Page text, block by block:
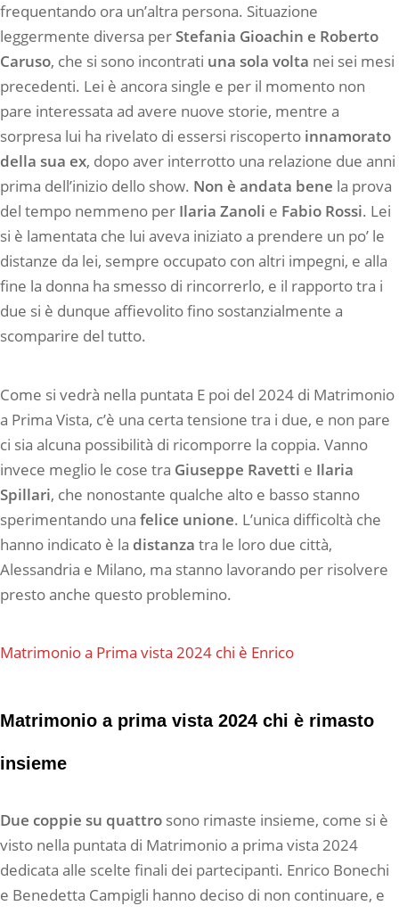
frequentando ora un’altra persona. Situazione
leggermente diversa perStefania Gioachin e Roberto
Caruso, che si sono incontrati una sola volta nei sei mesi
precedenti. Lei è ancora single e per il momento non
pare interessata ad avere nuove storie, mentre a
sorpresa lui ha rivelato di essersi riscoperto innamorato
della sua ex, dopo aver interrotto una relazione due anni
prima dell’inizio dello show. Non è andata bene la prova
del tempo nemmeno per Ilaria Zanoli e Fabio Rossi. Lei
si è lamentata che lui aveva iniziato a prendere un po’ le
distanze da lei, sempre occupato con altri impegni, e alla
fine la donna ha smesso di rincorrerlo, e il rapporto tra i
due si è dunque affievolito fino sostanzialmente a
scomparire del tutto.
Come si vedrà nella puntata E poi del 2024 di Matrimonio
a Prima Vista, c’è una certa tensione tra i due, e non pare
ci sia alcuna possibilità di ricomporre la coppia. Vanno
invece meglio le cose tra Giuseppe Ravetti e Ilaria
Spillari, che nonostante qualche alto e basso stanno
sperimentando una felice unione. L’unica difficoltà che
hanno indicato è la distanza tra le loro due città,
Alessandria e Milano, ma stanno lavorando per risolvere
presto anche questo problemino.
Matrimonio a Prima vista 2024 chi è Enrico
Matrimonio a prima vista 2024 chi è rimasto
insieme
Due coppie su quattro sono rimaste insieme, come si è
visto nella puntata di Matrimonio a prima vista 2024
dedicata alle scelte finali dei partecipanti. Enrico Bonechi
e Benedetta Campigli hanno deciso di non continuare, e